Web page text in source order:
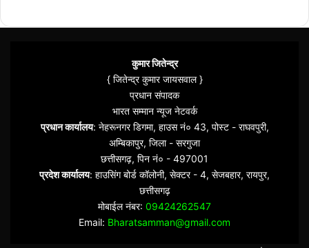
कुमार जितेन्द्र
{ जितेन्द्र कुमार जायसवाल }
प्रधान संपादक
भारत सम्मान न्यूज नेटवर्क
प्रधान कार्यालय: नेहरूनगर डिगमा, हाउस नं० 43, पोस्ट - राघवपुरी,
अम्बिकापुर, जिला - सरगुजा
छत्तीसगढ़, पिन नं० - 497001
प्रदेश कार्यालय: हाउसिंग बोर्ड कॉलोनी, सेक्टर - 4, सेजबहार, रायपुर,
छत्तीसगढ़
मोबाईल नंबर: 09424262547
Email: Bharatsamman@gmail.com